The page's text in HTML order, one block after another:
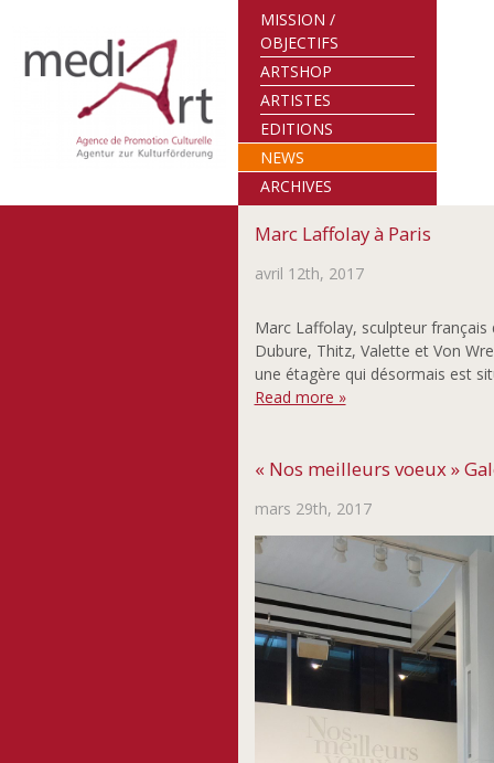
MISSION /
OBJECTIFS
ARTSHOP
ARTISTES
EDITIONS
NEWS
ARCHIVES
Marc Laffolay à Paris
avril 12th, 2017
Marc Laffolay, sculpteur
Dubure, Thitz, Valette et Von
une étagère qui désormais est
Read more »
« Nos meilleurs voeux »
mars 29th, 2017